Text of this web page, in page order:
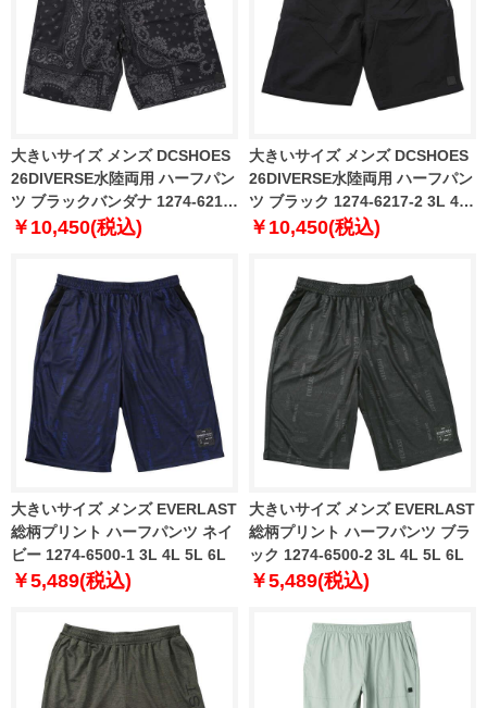
大きいサイズ メンズ DCSHOES
26DIVERSE水陸両用 ハーフパン
ツ ブラックバンダナ 1274-6217-
1 3L 4L 5L 6L
￥10,450(税込)
大きいサイズ メンズ DCSHOES
26DIVERSE水陸両用 ハーフパン
ツ ブラック 1274-6217-2 3L 4L
5L 6L
￥10,450(税込)
大きいサイズ メンズ EVERLAST
総柄プリント ハーフパンツ ネイ
ビー 1274-6500-1 3L 4L 5L 6L
￥5,489(税込)
大きいサイズ メンズ EVERLAST
総柄プリント ハーフパンツ ブラ
ック 1274-6500-2 3L 4L 5L 6L
￥5,489(税込)